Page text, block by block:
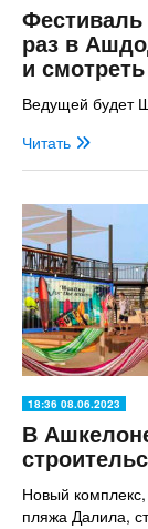
Фестиваль
раз в
и смотреть
Ведущей будет
Читать
18:36 08.06.2023
В
Новый
пляжа Далила,